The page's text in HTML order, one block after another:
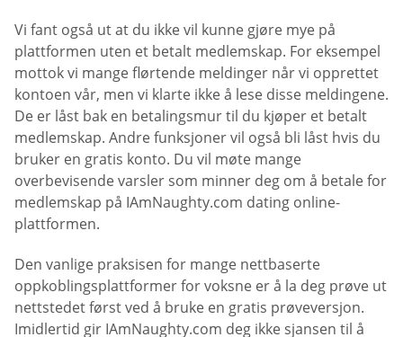
Vi fant også ut at du ikke vil kunne gjøre mye på
plattformen uten et betalt medlemskap. For eksempel
mottok vi mange flørtende meldinger når vi opprettet
kontoen vår, men vi klarte ikke å lese disse meldingene.
De er låst bak en betalingsmur til du kjøper et betalt
medlemskap. Andre funksjoner vil også bli låst hvis du
bruker en gratis konto. Du vil møte mange
overbevisende varsler som minner deg om å betale for
medlemskap på IAmNaughty.com dating online-
plattformen.
Den vanlige praksisen for mange nettbaserte
oppkoblingsplattformer for voksne er å la deg prøve ut
nettstedet først ved å bruke en gratis prøveversjon.
Imidlertid gir IAmNaughty.com deg ikke sjansen til å